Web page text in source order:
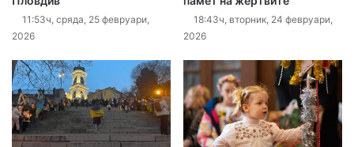
11:53ч, сряда, 25 февруари,
2026
18:43ч, вторник, 24 февруари,
2026